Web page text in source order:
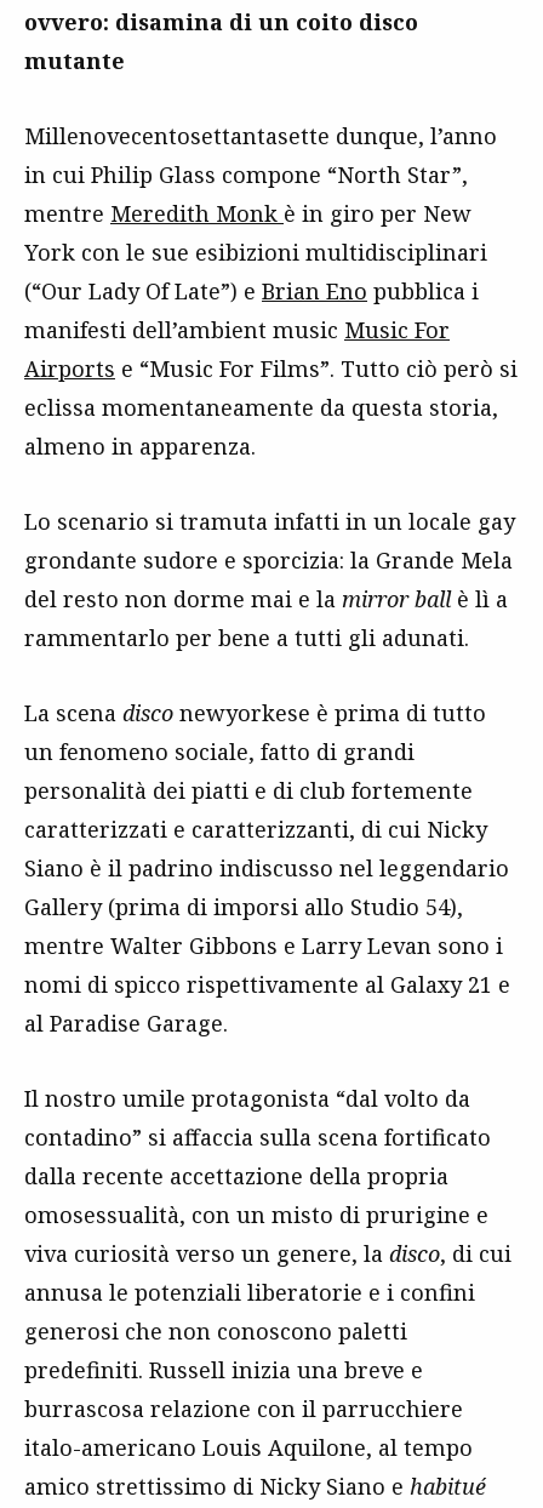
ovvero: disamina di un coito disco
mutante
Millenovecentosettantasette dunque, l’anno
in cui Philip Glass compone “North Star”,
mentre Meredith Monk è in giro per New
York con le sue esibizioni multidisciplinari
(“Our Lady Of Late”) e Brian Eno pubblica i
manifesti dell’ambient music Music For
Airports e “Music For Films”. Tutto ciò però si
eclissa momentaneamente da questa storia,
almeno in apparenza.
Lo scenario si tramuta infatti in un locale gay
grondante sudore e sporcizia: la Grande Mela
del resto non dorme mai e la mirror ballè lì a
rammentarlo per bene a tutti gli adunati.
La scena disco newyorkese è prima di tutto
un fenomeno sociale, fatto di grandi
personalità dei piatti e di club fortemente
caratterizzati e caratterizzanti, di cui Nicky
Siano è il padrino indiscusso nel leggendario
Gallery (prima di imporsi allo Studio 54),
mentre Walter Gibbons e Larry Levan sono i
nomi di spicco rispettivamente al Galaxy 21 e
al Paradise Garage.
Il nostro umile protagonista “dal volto da
contadino” si affaccia sulla scena fortificato
dalla recente accettazione della propria
omosessualità, con un misto di prurigine e
viva curiosità verso un genere, la disco, di cui
annusa le potenziali liberatorie e i confini
generosi che non conoscono paletti
predefiniti. Russell inizia una breve e
burrascosa relazione con il parrucchiere
italo-americano Louis Aquilone, al tempo
amico strettissimo di Nicky Siano e habitué